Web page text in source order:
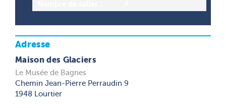
Adresse
Maison des Glaciers
Le Musée de Bagnes
Chemin Jean-Pierre Perraudin 9
1948 Lourtier